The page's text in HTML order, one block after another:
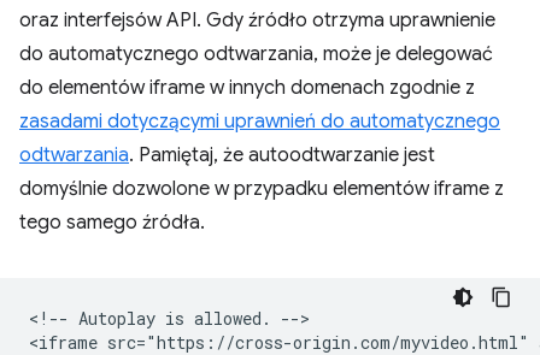
oraz interfejsów API. Gdy źródło otrzyma uprawnienie
do automatycznego odtwarzania, może je delegować
do elementów iframe w innych domenach zgodnie z
zasadami dotyczącymi uprawnień do automatycznego
odtwarzania. Pamiętaj, że autoodtwarzanie jest
domyślnie dozwolone w przypadku elementów iframe z
tego samego źródła.
<!-- Autoplay is allowed. -->
<iframe src="https://cross-origin.com/myvideo.html"